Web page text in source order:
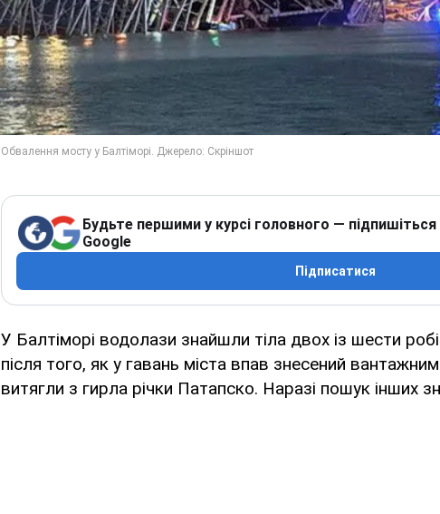
Будьте першими у курсі головного —
Google
Підписатися
У Балтіморі водолази знайшли тіла двох із шести
після того, як у гавань міста впав знесений
витягли з гирла річки Патапско. Наразі пошук інших